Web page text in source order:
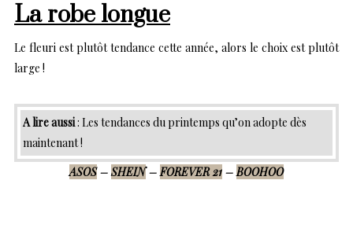
La robe longue
Le fleuri est plutôt tendance cette année, alors le choix est plutôt
large !
A lire aussi: Les tendances du printemps qu’on adopte dès
maintenant !
ASOS–SHEIN–FOREVER 21 –BOOHOO